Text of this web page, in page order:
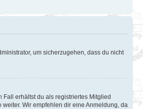
um sicherzugehen, dass du nicht
erhältst du als registriertes Mitglied
Wir empfehlen dir eine Anmeldung, da